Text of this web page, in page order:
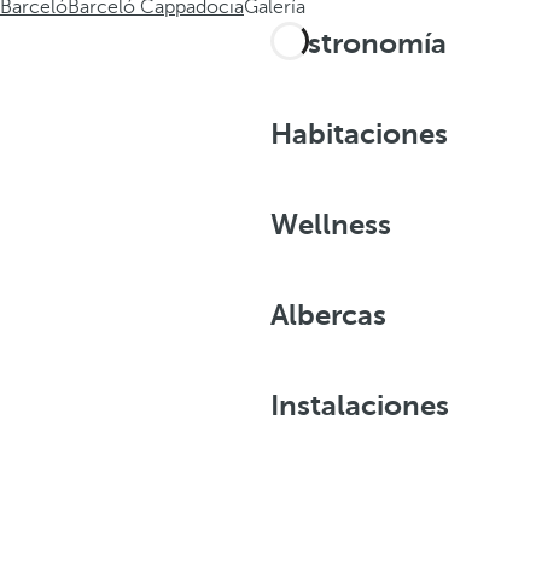
BarcelóBarceló CappadociaGalería
Gastronomía
Habitaciones
Wellness
Albercas
Instalaciones